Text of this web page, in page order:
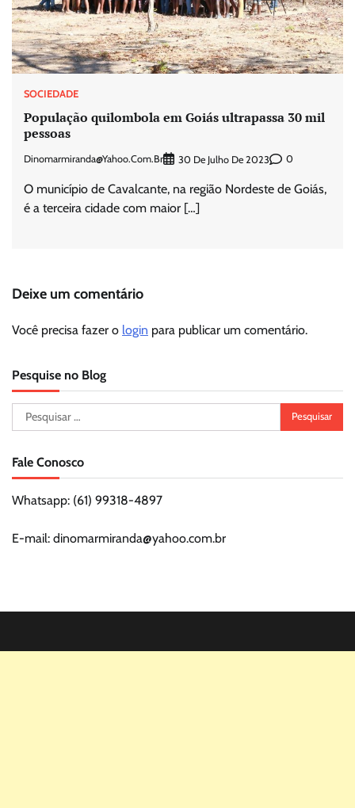
SOCIEDADE
População quilombola em Goiás ultrapassa 30 mil
pessoas
Dinomarmiranda@yahoo.com.br 30 De Julho De 2023 0
O município de Cavalcante, na região Nordeste de Goiás,
é a terceira cidade com maior […]
Deixe um comentário
Você precisa fazer o login para publicar um comentário.
Pesquise no Blog
Pesquisar
por:
Fale Conosco
Whatsapp: (61) 99318-4897
E-mail: dinomarmiranda@yahoo.com.br